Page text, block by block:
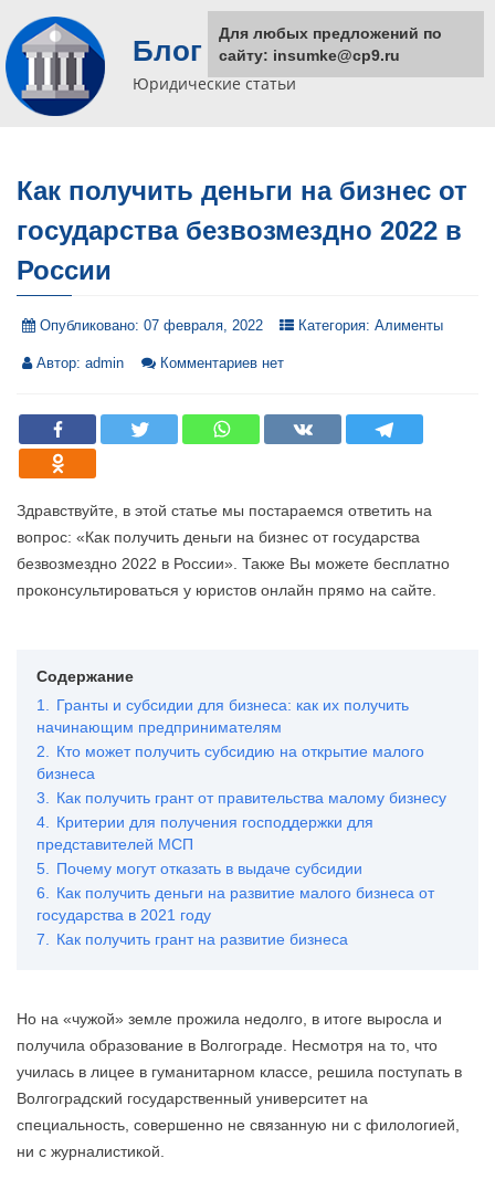
Блог юриста
Юридические статьи
Как получить деньги на бизнес от
государства безвозмездно 2022 в
России
Опубликовано: 07 февраля, 2022 Категория: Алименты
Автор: admin Комментариев нет
Здравствуйте, в этой статье мы постараемся ответить на
вопрос: «Как получить деньги на бизнес от государства
безвозмездно 2022 в России». Также Вы можете бесплатно
проконсультироваться у юристов онлайн прямо на сайте.
Содержание
1.
Гранты и субсидии для бизнеса: как их получить
начинающим предпринимателям
2.
Кто может получить субсидию на открытие малого
бизнеса
3.
Как получить грант от правительства малому бизнесу
4.
Критерии для получения господдержки для
представителей МСП
5.
Почему могут отказать в выдаче субсидии
6.
Как получить деньги на развитие малого бизнеса от
государства в 2021 году
7.
Как получить грант на развитие бизнеса
Но на «чужой» земле прожила недолго, в итоге выросла и
получила образование в Волгограде. Несмотря на то, что
училась в лицее в гуманитарном классе, решила поступать в
Волгоградский государственный университет на
специальность, совершенно не связанную ни с филологией,
ни с журналистикой.
Для любых предложений по
сайту: insumke@cp9.ru